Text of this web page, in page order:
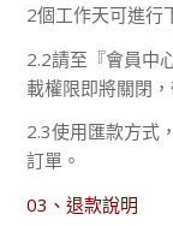
2個工作天可進行
2.2請至『會員中
載權限即將關閉，
2.3使用匯款方式
訂單。
03、退款說明